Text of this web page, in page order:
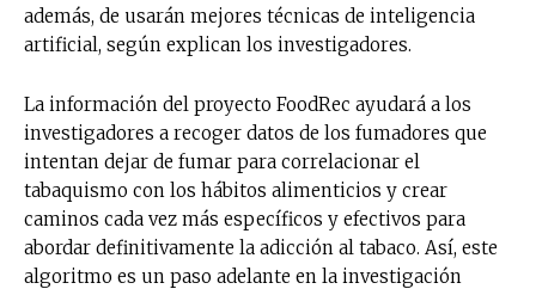
además, de usarán mejores técnicas de inteligencia
artificial, según explican los investigadores.
La información del proyecto FoodRec ayudará a los
investigadores a recoger datos de los fumadores que
intentan dejar de fumar para correlacionar el
tabaquismo con los hábitos alimenticios y crear
caminos cada vez más específicos y efectivos para
abordar definitivamente la adicción al tabaco. Así, este
algoritmo es un paso adelante en la investigación